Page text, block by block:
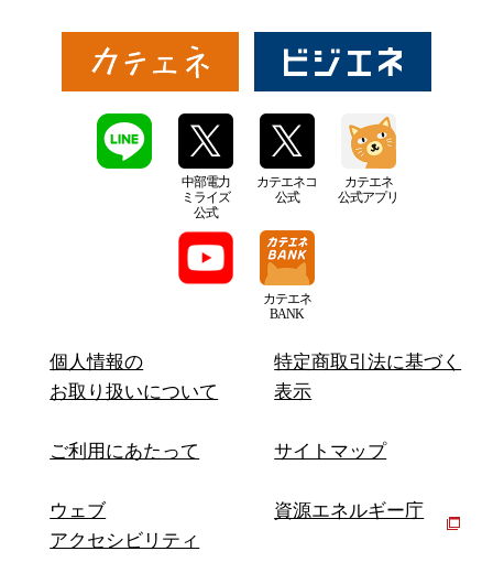
中部電力
ミライズ
公式
カテエネコ
公式
カテエネ
公式アプリ
カテエネ
BANK
個人情報の
お取り扱いについて
特定商取引法に基づく
表示
ご利用にあたって サイトマップ
ウェブ
アクセシビリティ
資源エネルギー庁